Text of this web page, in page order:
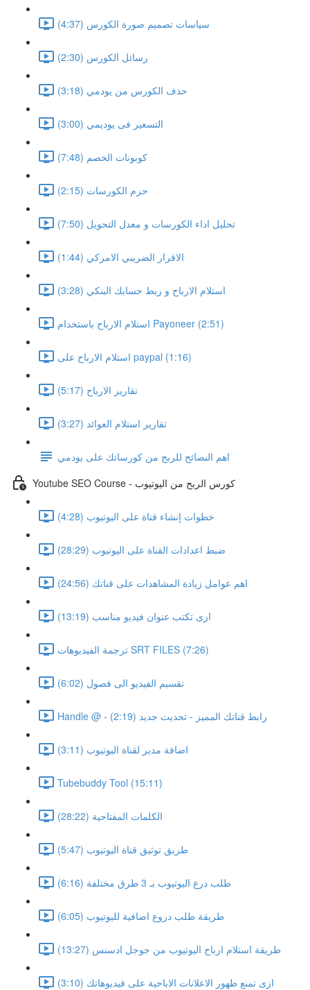
سياسات تصميم صورة الكورس (4:37)
رسائل الكورس (2:30)
حذف الكورس من يودمي (3:18)
التسعير فى يوديمي (3:00)
كوبونات الخصم (7:48)
حزم الكورسات (2:15)
تحليل اداء الكورسات و معدل التحويل (7:50)
الاقرار الضريبي الامركي (1:44)
استلام الارباح و ربط حسابك البنكي (3:28)
استلام الارباح باستخدام Payoneer (2:51)
استلام الارباح على paypal (1:16)
تقارير الارباح (5:17)
تقارير استلام العوائد (3:27)
اهم النصائح للربح من كورساتك على يودمي
Youtube SEO Course - كورس الربح من اليوتيوب
خطوات إنشاء قناة على اليوتيوب (4:28)
ضبط اعدادات القناة على اليوتيوب (28:29)
اهم عوامل زيادة المشاهدات على قناتك (24:56)
ازى تكتب عنوان فيديو مناسب (13:19)
ترجمة الفيديوهات SRT FILES (7:26)
تقسيم الفيديو الى فصول (6:02)
Handle @ - رابط قناتك المميز - تحديث جديد (2:19)
اضافة مدير لقناة اليوتيوب (3:11)
Tubebuddy Tool (15:11)
الكلمات المفتاحية (28:22)
طريق توثيق قناة اليوتيوب (5:47)
طلب درع اليوتيوب بـ 3 طرق مختلفة (6:16)
طريقة طلب دروع اضافية لليوتيوب (6:05)
طريقة استلام ارباح اليوتيوب من جوجل ادسنس (13:27)
ازى تمنع ظهور الاعلانات الاباحية على فيديوهاتك (3:10)